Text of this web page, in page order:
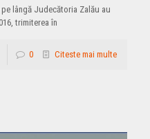
lângă Judecătoria Zalău au
trimiterea în
0 Citeste mai multe